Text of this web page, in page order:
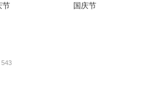
节 国庆节
543